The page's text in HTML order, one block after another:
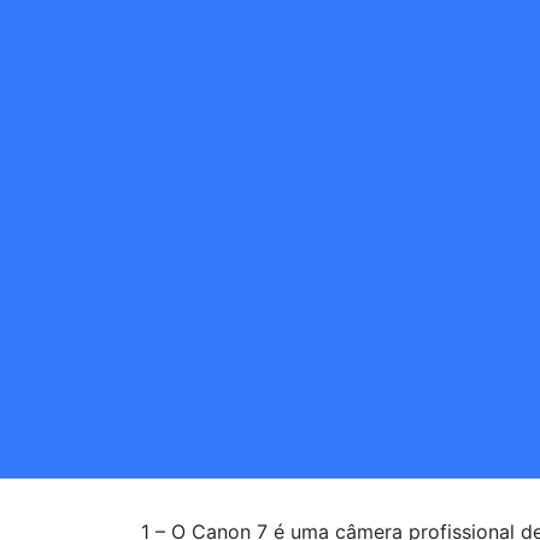
1 – O Canon 7 é uma câmera profissional